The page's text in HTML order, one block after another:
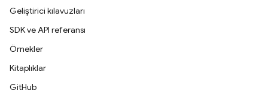
Geliştirici kılavuzları
SDK ve API referansı
Örnekler
Kitaplıklar
GitHub